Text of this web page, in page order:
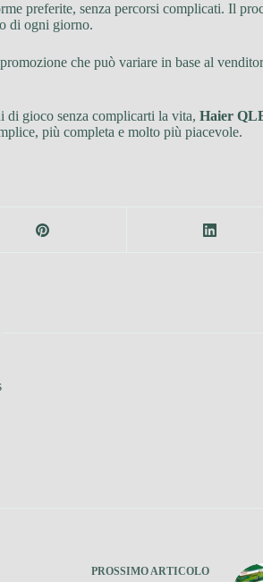
preferite, senza percorsi complicati. Il
di ogni giorno.
che può variare in base al
di gioco senza complicarti la vita, Haier
più completa e molto più piacevole.
PROSSIMOARTICOLO